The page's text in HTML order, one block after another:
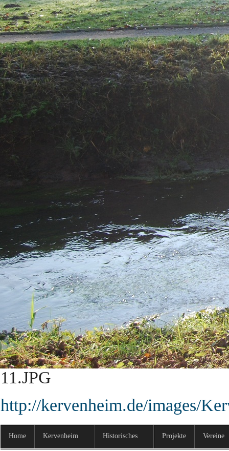
http://kervenheim.de/images/
4.JPG
http://kervenheim.de/images/
5.JPG
http://kervenheim.de/images/
7.JPG
http://kervenheim.de/images/
http://kervenheim.de/images/
9.JPG
http://kervenheim.de/images/
10.JPG
http://kervenheim.de/images/
11.JPG
http://kervenheim.de/images/
Home Kervenheim Historisches Projekte Vereine